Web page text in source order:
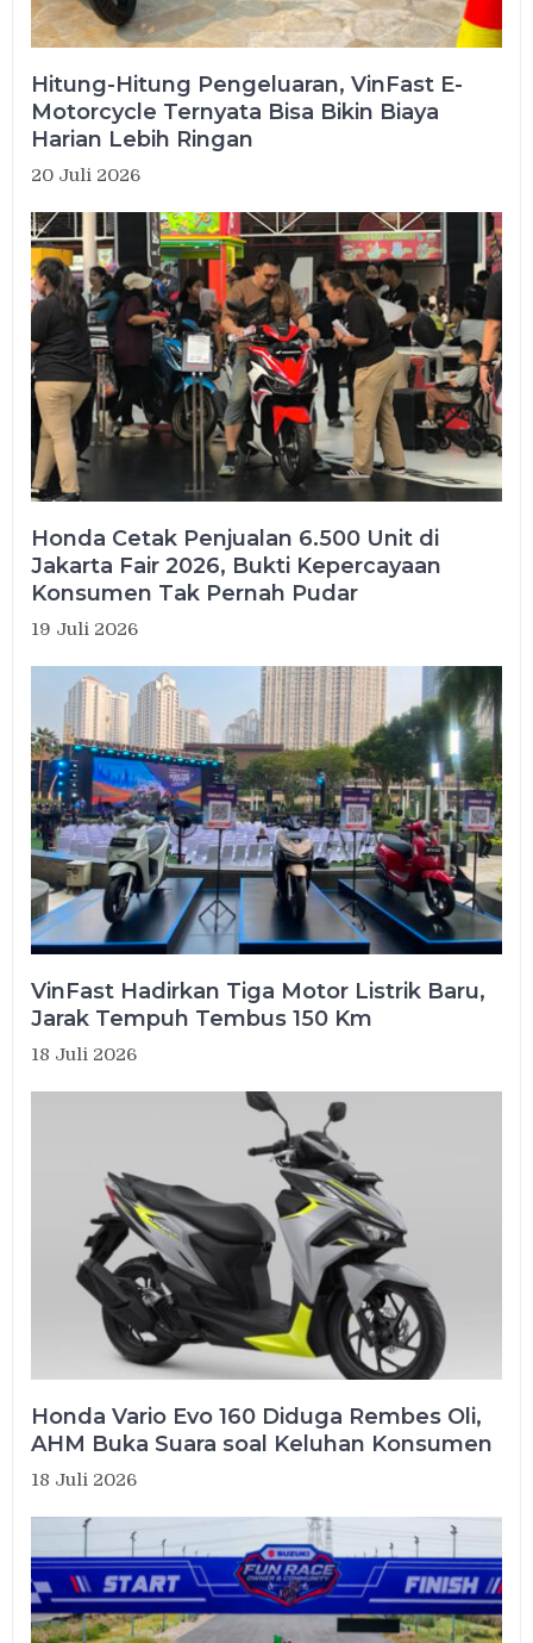
Hitung-Hitung Pengeluaran, VinFast E-
Motorcycle Ternyata Bisa Bikin Biaya
Harian Lebih Ringan
20 Juli 2026
Honda Cetak Penjualan 6.500 Unit di
Jakarta Fair 2026, Bukti Kepercayaan
Konsumen Tak Pernah Pudar
19 Juli 2026
VinFast Hadirkan Tiga Motor Listrik Baru,
Jarak Tempuh Tembus 150 Km
18 Juli 2026
Honda Vario Evo 160 Diduga Rembes Oli,
AHM Buka Suara soal Keluhan Konsumen
18 Juli 2026